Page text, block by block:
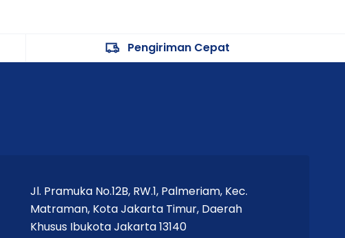
Pengiriman Cepat
Jl. Pramuka No.12B, RW.1, Palmeriam, Kec.
Matraman, Kota Jakarta Timur, Daerah
Khusus Ibukota Jakarta 13140